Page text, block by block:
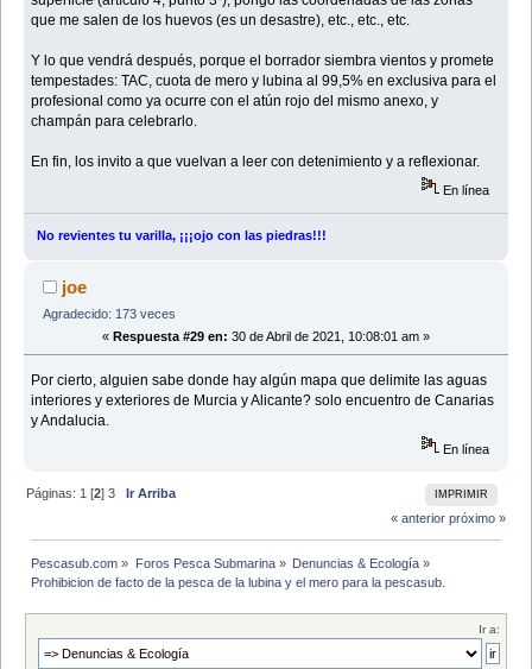
que me salen de los huevos (es un desastre), etc., etc., etc.
Y lo que vendrá después, porque el borrador siembra vientos y promete
tempestades: TAC, cuota de mero y lubina al 99,5% en exclusiva para el
profesional como ya ocurre con el atún rojo del mismo anexo, y
champán para celebrarlo.
En fin, los invito a que vuelvan a leer con detenimiento y a reflexionar.
En línea
No revientes tu varilla, ¡¡¡ojo con las piedras!!!
joe
Agradecido: 173 veces
« Respuesta #29 en: 30 de Abril de 2021, 10:08:01 am »
Por cierto, alguien sabe donde hay algún mapa que delimite las aguas
interiores y exteriores de Murcia y Alicante? solo encuentro de Canarias
y Andalucia.
En línea
IMPRIMIR
Páginas: 1 [2]3
Ir Arriba
« anterior próximo »
Pescasub.com » Foros Pesca Submarina» Denuncias & Ecología»
Prohibicion de facto de la pesca de la lubina y el mero para la pescasub.
Ir a: